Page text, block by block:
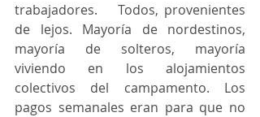
trabajadores. 	Todos, provenientes
de lejos. Mayoría de nordestinos,
mayoría de solteros, mayoría
viviendo en los alojamientos
colectivos del campamento. Los
pagos semanales eran para que no